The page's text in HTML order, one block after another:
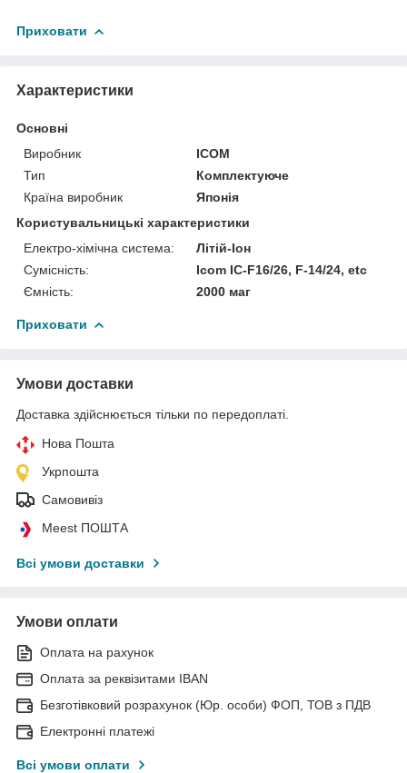
Приховати
Характеристики
Основні
Виробник
ICOM
Тип
Комплектуюче
Країна виробник
Японія
Користувальницькі характеристики
Електро-хімічна система:
Літій-Іон
Сумісність:
Icom IC-F16/26, F-14/24, etc
Ємність:
2000 маг
Приховати
Умови доставки
Доставка здійснюється тільки по передоплаті.
Нова Пошта
Укрпошта
Самовивіз
Meest ПОШТА
Всі умови доставки
Умови оплати
Оплата на рахунок
Оплата за реквізитами IBAN
Безготівковий розрахунок (Юр. особи) ФОП, ТОВ з ПДВ
Електронні платежі
Всі умови оплати